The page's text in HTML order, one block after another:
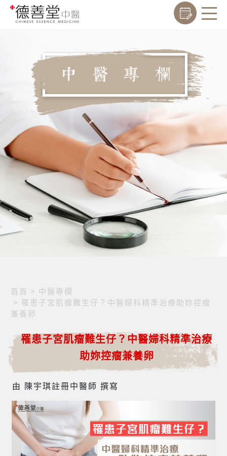
首頁 > 中醫專欄
> 罹患子宮肌瘤難生仔？中醫婦科精準治療助妳控瘤
兼養卵
罹患子宮肌瘤難生仔？中醫婦科精準治療
助妳控瘤兼養卵
由 陳宇琪註冊中醫師 撰寫